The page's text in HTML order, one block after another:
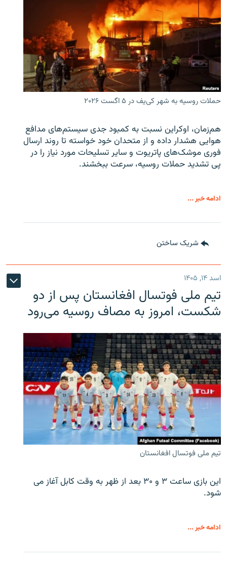
حملات روسیه به شهر کی‌یف در ۵ اگست ۲۰۲۶
هم‌زمان، اوکراین نسبت به کمبود جدی سیستم‌های مدافع
هوایی هشدار داده و از متحدان خود خواسته تا روند ارسال
فوری موشک‌های پاتریوت و سایر تسلیحات مورد نیاز را در
پی تشدید حملات روسیه، سرعت ببخشند.
ادامه خبر ...
شریک ساختن
اسد ۱۴, ۱۴۰۵
تیم ملی فوتسال افغانستان پس از دو
شکست، امروز به مصاف روسیه می‌رود
تیم ملی فوتسال افغانستان
این بازی ساعت ۳ و ۳۰ بعد از ظهر به وقت کابل آغاز می
شود.
ادامه خبر ...